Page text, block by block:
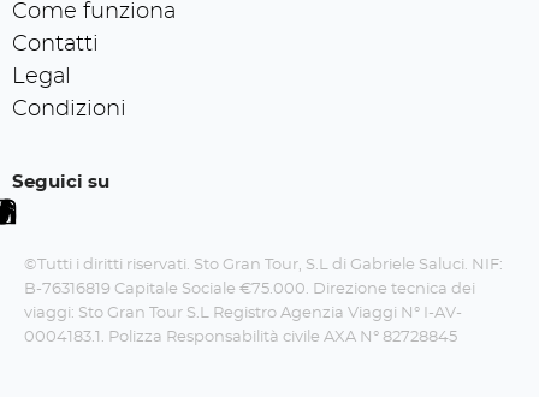
Come funziona
Contatti
Legal
Condizioni
Seguici su
©Tutti i diritti riservati. Sto Gran Tour, S.L di Gabriele Saluci. NIF:
B-76316819 Capitale Sociale €75.000. Direzione tecnica dei
viaggi: Sto Gran Tour S.L Registro Agenzia Viaggi N° I-AV-
0004183.1. Polizza Responsabilità civile AXA N° 82728845